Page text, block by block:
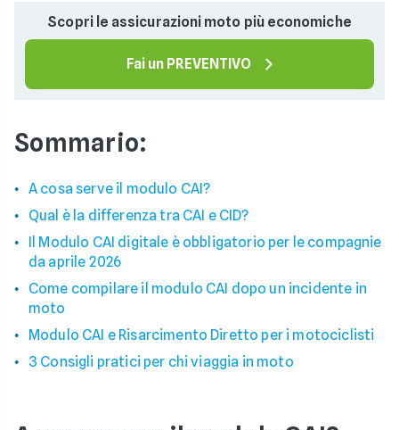
Scopri le assicurazioni moto più economiche
Fai un PREVENTIVO
Sommario:
A cosa serve il modulo CAI?
Qual è la differenza tra CAI e CID?
Il Modulo CAI digitale è obbligatorio per le compagnie
da aprile 2026
Come compilare il modulo CAI dopo un incidente in
moto
Modulo CAI e Risarcimento Diretto per i motociclisti
3 Consigli pratici per chi viaggia in moto